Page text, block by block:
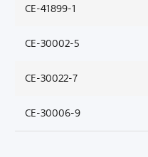
CE-41899-1
CE-30002-5
CE-30022-7
CE-30006-9